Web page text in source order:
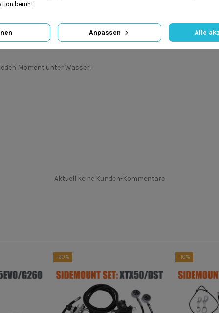
Grad S4:
Moment unter Wasser!
Aktuell keine Kunden-Kommentare
-20% -10%
beruht.
Anpassen Alle